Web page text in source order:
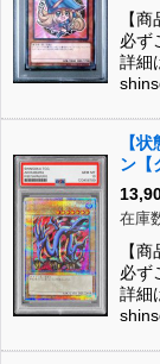
【
必ず
詳細
【
ン【
ォー
在庫
【
必ず
詳細